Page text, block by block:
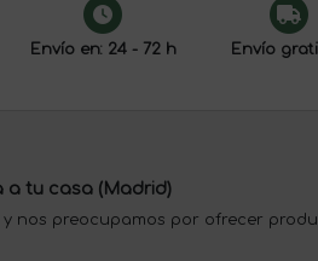
Envío en: 24 - 72 h Envío
a tu casa (Madrid)
nos preocupamos por ofrecer